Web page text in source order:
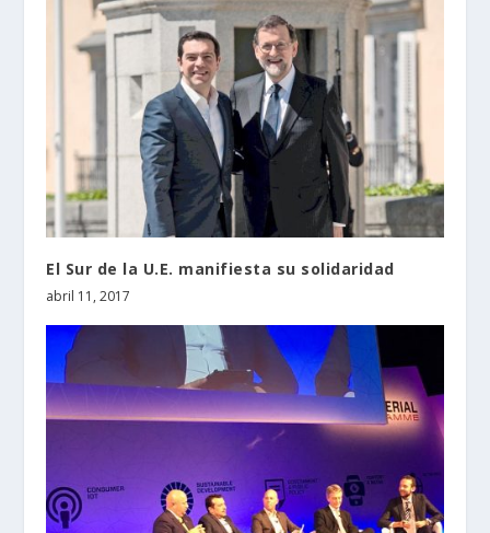
El Sur de la U.E. manifiesta su solidaridad
abril 11, 2017